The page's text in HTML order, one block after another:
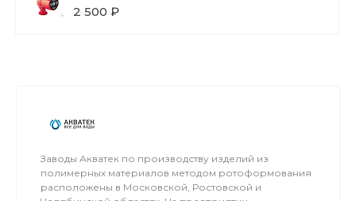
2 500 ₽
Заводы Акватек по производству изделий из
полимерных материалов методом ротоформования
расположены в Московской, Ростовской и